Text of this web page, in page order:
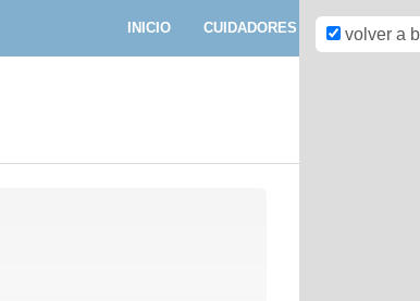
INICIO CUIDADORES volver a